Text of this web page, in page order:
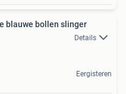
blauwe bollen slinger
Details
Eergisteren